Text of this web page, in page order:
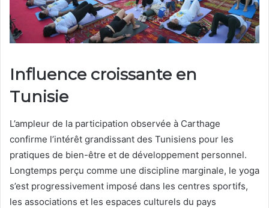
Influence croissante en
Tunisie
L’ampleur de la participation observée à Carthage
confirme l’intérêt grandissant des Tunisiens pour les
pratiques de bien-être et de développement personnel.
Longtemps perçu comme une discipline marginale, le yoga
s’est progressivement imposé dans les centres sportifs,
les associations et les espaces culturels du pays